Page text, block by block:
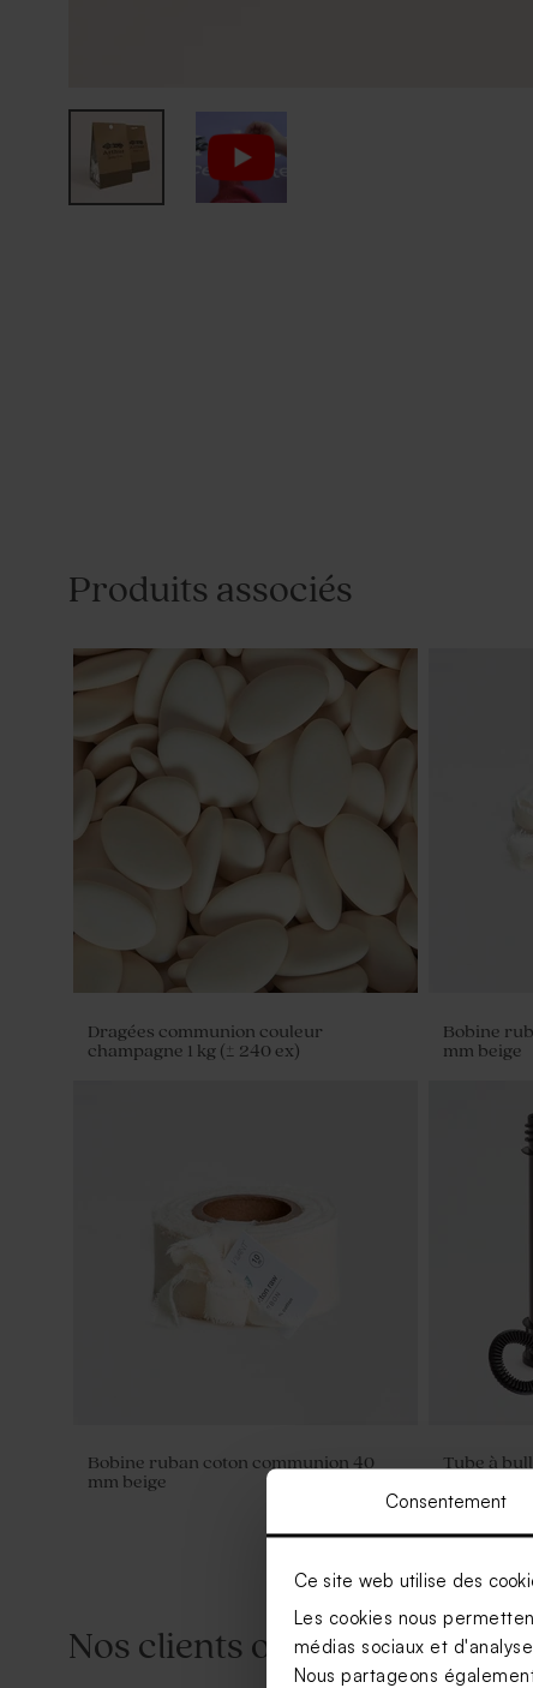
Consentement
Ce site web utilise des
Les cookies nous
médias sociaux et
Nous partageons
Produits associés
Dragées communion couleur
champagne 1 kg (± 240 ex)
Bobine
mm beige
Bobine ruban coton communion 40
mm beige
Tube à
Nos clients ont aussi aimé...